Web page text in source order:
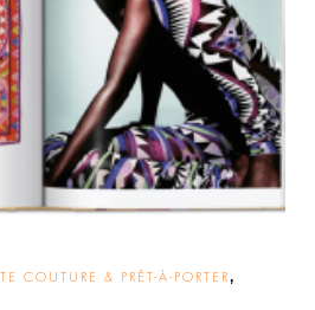
COUTURE & PRÊT-À-PORTER,